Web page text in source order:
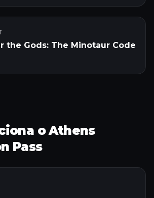
the Gods: The Minotaur Code
o Athens
Pass